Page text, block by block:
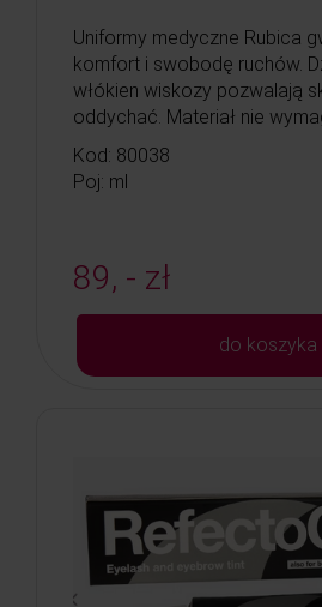
Uniformy medyczne Rubica
komfort i swobodę ruchów.
włókien wiskozy pozwalają
oddychać. Materiał nie
Kod: 80038
Poj: ml
89, - zł
do koszyka